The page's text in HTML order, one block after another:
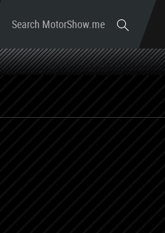
Search MotorShow.me